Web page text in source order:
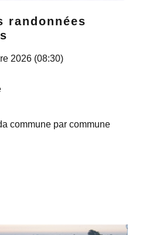
randonnées
2026 (08:30)
commune par commune